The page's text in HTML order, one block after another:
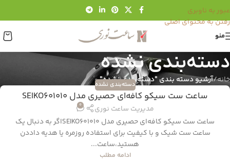
عبور به ناوبری
رفتن به محتوای اصلی
منو
دسته‌بندی نشده
خانه/آرشیو دسته بندی "دسته‌بندی نشده"
دسته‌بندی نشده
ساعت ست سیکو کافه‌ای حصیری مدل SEIKO601010
مدیریت ساعت نوری 0
ساعت ست سیکو کافه‌ای حصیری مدل SEIKO601010اگر به دنبال یک
ساعت ست شیک و با کیفیت برای استفاده روزمره یا هدیه داددن
هستید،ساعت...
ادامه مطلب